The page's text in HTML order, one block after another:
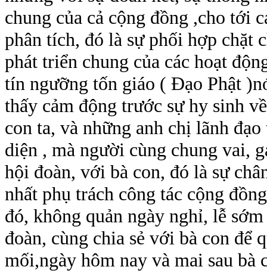
chung của cả cộng đồng ,cho tới
phân tích, đó là sự phối hợp chặt
phát triển chung của các hoạt
tín ngưỡng tốn giáo ( Đạo Phật
thấy cảm động trước sự hy sinh
con ta, và những anh chị lãnh
diện , mà người cùng chung vai,
hội đoàn, với bà con, đó là sự
nhất phụ trách công tác cộng
đó, không quản ngày nghỉ, lễ
đoàn, cùng chia sẻ với bà con
mối,ngày hôm nay và mai sau bà